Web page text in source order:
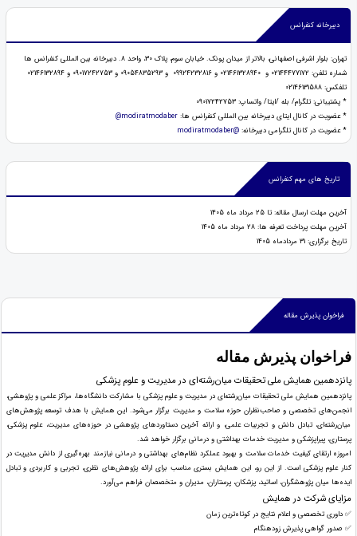
دبیرخانه کنفرانس
تهران: بلوار اشرفی اصفهانی، بالاتر از میدان پونک. خیابان سوم، پلاک 30، واحد 8. دبیرخانه بین المللی کنفرانس ها
شماره تلفن: 02144477172 و 021461328940 و 09924232816 و 09054835293 و 09017242753 و 02146132894
تلفکس: 02146131588
* پشتیبانی: تلگرام/ بله /ایتا/ واتساپ: 09017242753
* عضویت در کانال ایتای دبیرخانه بین المللی کنفرانس ها:modiratmodaber@
* عضويت در كانال تلگرامی دبیرخانه:@modiratmodaber
تاریخ های مهم کنفرانس
آخرین مهلت ارسال مقاله: تا 25 مرداد ماه 1405
آخرین مهلت پرداخت تعرفه ها: 28 مرداد ماه 1405
تاریخ برگزاری: 31 مردادماه 1405
فراخوان پذیرش مقاله
فراخوان پذیرش مقاله
پانزدهمین همایش ملی تحقیقات میان‌رشته‌ای در مدیریت و علوم پزشکی
پانزدهمین همایش ملی تحقیقات میان‌رشته‌ای در مدیریت و علوم پزشکی با مشارکت دانشگاه‌ها، مراکز علمی و پژوهشی،
انجمن‌های تخصصی و صاحب‌نظران حوزه سلامت و مدیریت برگزار می‌شود. این همایش با هدف توسعه پژوهش‌های
میان‌رشته‌ای، تبادل دانش و تجربیات علمی، و ارائه آخرین دستاوردهای پژوهشی در حوزه‌های مدیریت، علوم پزشکی،
پرستاری، پیراپزشکی و مدیریت خدمات بهداشتی و درمانی برگزار خواهد شد.
امروزه ارتقای کیفیت خدمات سلامت و بهبود عملکرد نظام‌های بهداشتی و درمانی نیازمند بهره‌گیری از دانش مدیریت در
کنار علوم پزشکی است. از این رو، این همایش بستری مناسب برای ارائه پژوهش‌های نظری، تجربی و کاربردی و تبادل
ایده‌ها میان پژوهشگران، اساتید، پزشکان، پرستاران، مدیران و متخصصان فراهم می‌آورد.
مزایای شرکت در همایش
✅ داوری تخصصی و اعلام نتایج در کوتاه‌ترین زمان
✅ صدور گواهی پذیرش زودهنگام